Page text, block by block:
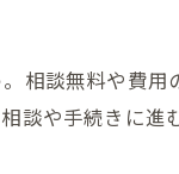
相談無料や費用
や手続きに進